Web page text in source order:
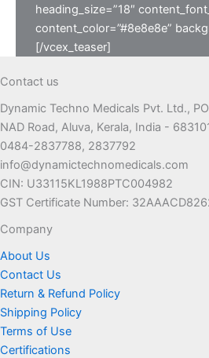
heading_size=”18″
content_color=”#8e8e8e”
[/vcex_teaser]
Contact us
Dynamic Techno Medicals Pvt. Ltd.,
NAD Road, Aluva, Kerala, India -
0484-2837788, 2837792
info@dynamictechnomedicals.com
CIN: U33115KL1988PTC004982
GST Certificate Number:
Company
About Us
Contact Us
Return & Refund Policy
Shipping Policy
Terms of Use
Certifications